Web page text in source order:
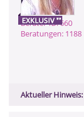
Berater-ID: 660
Beratungen: 1188
Aktueller Hinweis: